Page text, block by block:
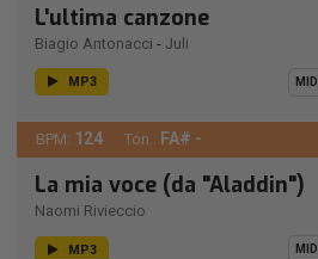
L'ultima canzone
Biagio Antonacci - Juli
MP3 MIDI
BPM: 124 Ton.: FA# -
La mia voce (da "Aladdin")
Naomi Rivieccio
MP3 MIDI